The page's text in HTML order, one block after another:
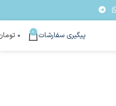
پیگیری سفارشات 0 ۰